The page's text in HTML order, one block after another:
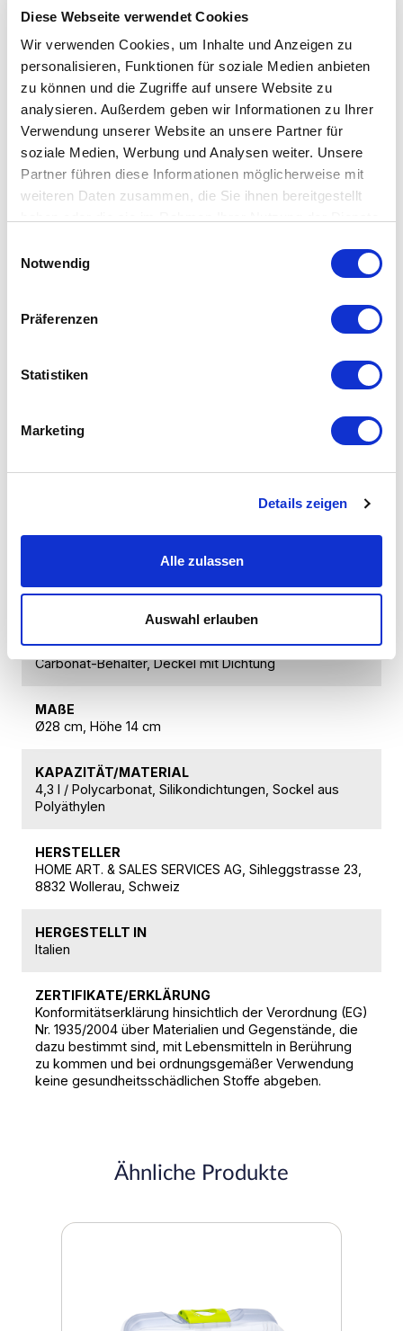
Diese Webseite verwendet Cookies
Wir verwenden Cookies, um Inhalte und Anzeigen zu
personalisieren, Funktionen für soziale Medien anbieten
zu können und die Zugriffe auf unsere Website zu
analysieren. Außerdem geben wir Informationen zu Ihrer
Verwendung unserer Website an unsere Partner für
soziale Medien, Werbung und Analysen weiter. Unsere
Partner führen diese Informationen möglicherweise mit
weiteren Daten zusammen, die Sie ihnen bereitgestellt
Notwendig
Präferenzen
Statistiken
Marketing
Details zeigen
Alle zulassen
Auswahl erlauben
NETTOGEWICHT [KG]
GEWÄHRLEISTUNG
2 Jahre
OFENBESTÄNDIG
NEIN
TEMPERATURBEREICH
Von -5 °C bis 60 °C
TEMPERATURBEREICH FUß
TAK
Grün
Mit VacSy®-Vakuumpumpe
ZUSAMMENSETZUNG
Carbonat-Behälter, Deckel mit Dichtung
MAßE
Ø28 cm, Höhe 14 cm
KAPAZITÄT/MATERIAL
4,3 l / Polycarbonat, Silikondichtungen, Sockel aus
Polyäthylen
HERSTELLER
HOME ART. & SALES SERVICES AG, Sihleggstrasse 23,
8832 Wollerau, Schweiz
HERGESTELLT IN
Italien
ZERTIFIKATE/ERKLÄRUNG
Konformitätserklärung hinsichtlich der Verordnung (EG)
Nr. 1935/2004 über Materialien und Gegenstände, die
dazu bestimmt sind, mit Lebensmitteln in Berührung
zu kommen und bei ordnungsgemäßer Verwendung
keine gesundheitsschädlichen Stoffe abgeben.
Ähnliche Produkte